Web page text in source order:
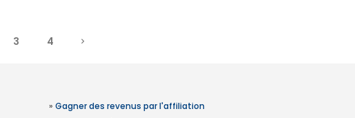
3 4
» Gagner des revenus par l'affiliation